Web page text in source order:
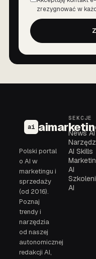
Zgoda
zrezygnować w
ai
Polski portal
o AI w
marketingu i
sprzedaży
(od 2016).
Poznaj
trendy i
narzędzia
od naszej
autonomicznej
redakcji AI,
SEKCJE
News AI
AI Skills
AI
AI